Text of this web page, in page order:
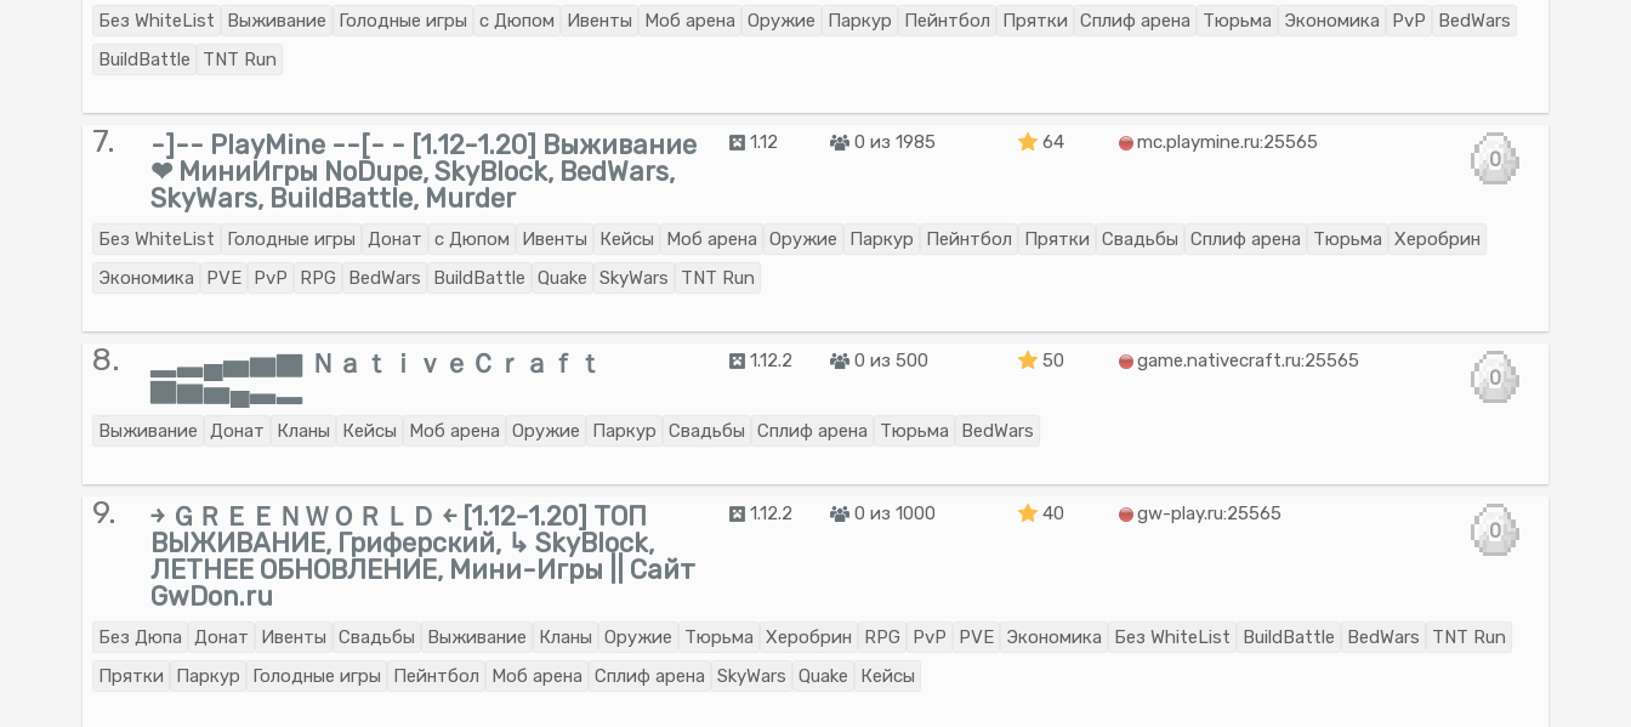
Без WhiteList Выживание Голодные игры с Дюпом Ивенты Моб арена Оружие Паркур Пейнтбол Прятки Сплиф арена Тюрьма Экономика PvP
BedWars
BuildBattle
TNT Run
7.
-]-- PlayMine --[- - [1.12-1.20] Выживание
❤ МиниИгры NoDupe, SkyBlock, BedWars,
SkyWars, BuildBattle, Murder
1.12 0 из 1985 64 mc.playmine.ru:25565
0
Без WhiteList Голодные игры Донат с Дюпом Ивенты Кейсы Моб арена Оружие Паркур Пейнтбол Прятки Свадьбы Сплиф арена Тюрьма
Херобрин
Экономика
PVE PvP RPG BedWars BuildBattle Quake SkyWars TNT Run
8.
▂▃▄▅▆▇ ＮａｔｉｖｅＣｒａｆｔ
▇▆▅▄▃▂
1.12.2 0 из 500 50 game.nativecraft.ru:25565
0
Выживание Донат Кланы Кейсы Моб арена Оружие Паркур Свадьбы Сплиф арена Тюрьма BedWars
9.
￫ ＧＲＥＥＮＷＯＲＬＤ ￩ [1.12-1.20] ТОП
ВЫЖИВАНИЕ, Гриферский, ↳ SkyBlock,
ЛЕТНЕЕ ОБНОВЛЕНИЕ, Мини-Игры || Сайт
GwDon.ru
1.12.2 0 из 1000 40 gw-play.ru:25565
0
Без Дюпа Донат Ивенты Свадьбы Выживание Кланы Оружие Тюрьма Херобрин RPG PvP PVE Экономика Без WhiteList BuildBattle BedWars
TNT Run
Прятки
Паркур Голодные игры Пейнтбол Моб арена Сплиф арена SkyWars Quake Кейсы